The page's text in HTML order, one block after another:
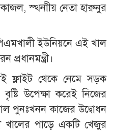
স্থ্নাীয় নেতা হারুনুর
ইউনিয়নে এই খাল
ফ্লাইট থেকে নেমে সড়ক
উপেক্ষা করেই নিজের
পুনঃখনন কাজের উদ্বোধন
খালের পাড়ে একটি খেজুর